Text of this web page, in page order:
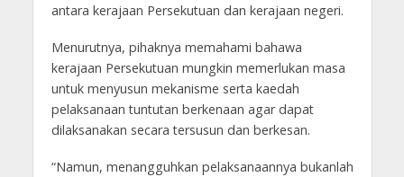
antara kerajaan Persekutuan dan kerajaan negeri.
Menurutnya, pihaknya memahami bahawa
kerajaan Persekutuan mungkin memerlukan masa
untuk menyusun mekanisme serta kaedah
pelaksanaan tuntutan berkenaan agar dapat
dilaksanakan secara tersusun dan berkesan.
“Namun, menangguhkan pelaksanaannya bukanlah